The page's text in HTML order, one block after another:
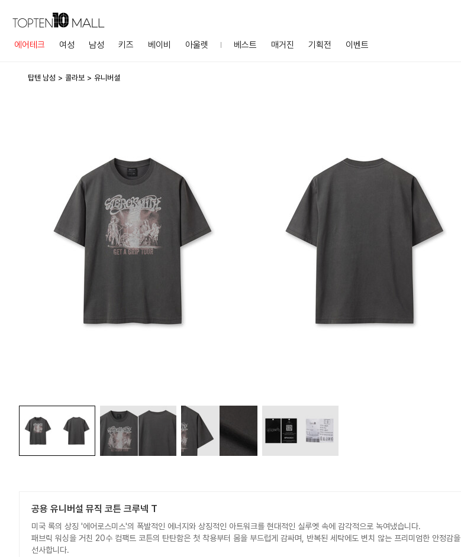
에어테크 여성 남성 키즈 베이비 아울렛 베스트 매거진 기획전 이벤트
탑텐 남성 콜라보 유니버셜
공용 유니버설 뮤직 코튼 크루넥 T
미국 록의 상징 '에어로스미스'의 폭발적인 에너지와 상징적인 아트워크를 현대적인 실루엣 속에 감각적으로 녹여냈습니다.
패브릭 워싱을 거친 20수 컴팩트 코튼의 탄탄함은 첫 착용부터 몸을 부드럽게 감싸며, 반복된 세탁에도 변치 않는 프리미엄한 안정감을
선사합니다.